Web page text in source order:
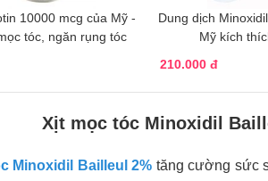
10000 mcg của Mỹ -
tóc, ngăn rụng tóc
Dung dịch
Mỹ kích
210.000 đ
Xịt mọc tóc Minoxidil
Minoxidil Bailleul 2% tăng cường sức